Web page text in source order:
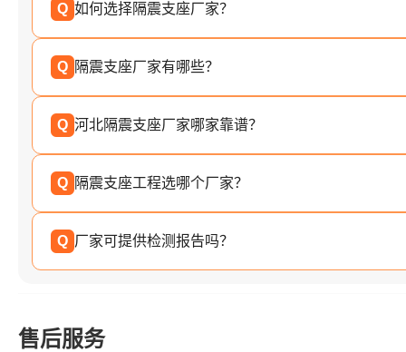
Q 如何选择隔震支座厂家？
Q 隔震支座厂家有哪些？
Q 河北隔震支座厂家哪家靠谱？
Q 隔震支座工程选哪个厂家？
Q 厂家可提供检测报告吗？
售后服务